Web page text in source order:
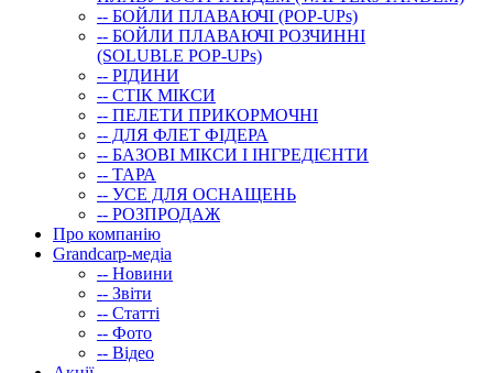
-- БОЙЛИ ПЛАВАЮЧІ (POP-UPs)
-- БОЙЛИ ПЛАВАЮЧI РОЗЧИННI
(SOLUBLE POP-UPs)
-- РIДИНИ
-- СТIК МIКСИ
-- ПЕЛЕТИ ПРИКОРМОЧНІ
-- ДЛЯ ФЛЕТ ФІДЕРА
-- БАЗОВІ МІКСИ І ІНГРЕДІЄНТИ
-- ТАРА
-- УСЕ ДЛЯ ОСНАЩЕНЬ
-- РОЗПРОДАЖ
Про компанію
Grandcarp-медіа
-- Новини
-- Звіти
-- Статті
-- Фото
-- Відео